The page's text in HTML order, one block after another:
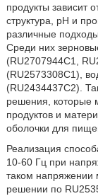
продукты зависит
структура, pH и
различные
Среди них
(RU2707944C1,
(RU2573308C1),
(RU2434437C2).
решения, которые
продуктов и
оболочки для
Реализация
10-60 Гц при
таком напряжении
решении по